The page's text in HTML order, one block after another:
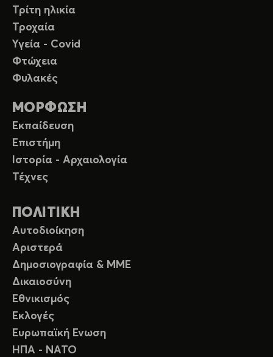
Τρίτη ηλικία
Τροχαία
Υγεία - Covid
Φτώχεια
Φυλακές
ΜΟΡΦΩΣΗ
Εκπαίδευση
Επιστήμη
Ιστορία - Αρχαιολογία
Τέχνες
ΠΟΛΙΤΙΚΗ
Αυτοδιοίκηση
Αριστερά
Δημοσιογραφία & ΜΜΕ
Δικαιοσύνη
Εθνικισμός
Εκλογές
Ευρωπαϊκή Ενωση
ΗΠΑ - ΝΑΤΟ